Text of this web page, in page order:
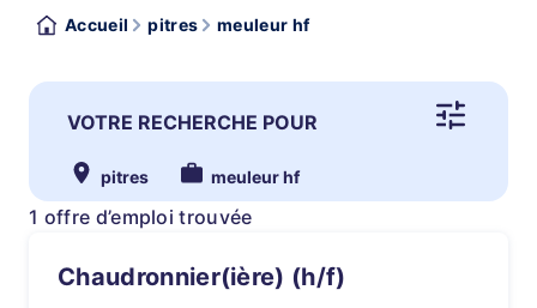
Accueil pitres meuleur hf
VOTRE RECHERCHE POUR
pitres meuleur hf
1 offre d’emploi trouvée
Chaudronnier(ière) (h/f)